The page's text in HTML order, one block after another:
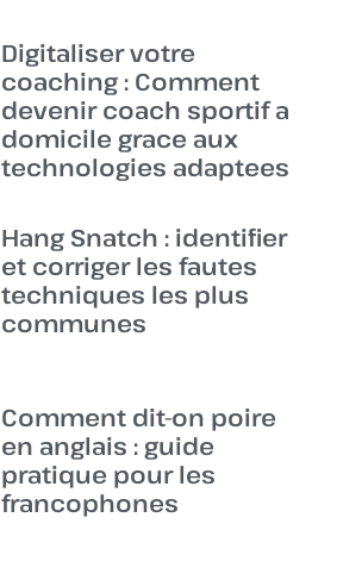
Digitaliser votre
coaching : Comment
devenir coach sportif a
domicile grace aux
technologies adaptees
Hang Snatch : identifier
et corriger les fautes
techniques les plus
communes
Comment dit-on poire
en anglais : guide
pratique pour les
francophones